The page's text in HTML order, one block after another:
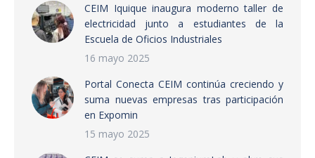
CEIM Iquique inaugura moderno taller de
electricidad junto a estudiantes de la
Escuela de Oficios Industriales
16 mayo 2025
Portal Conecta CEIM continúa creciendo y
suma nuevas empresas tras participación
en Expomin
15 mayo 2025